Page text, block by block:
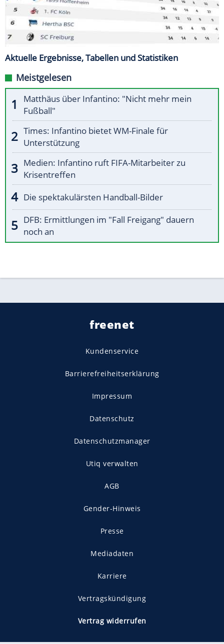
Aktuelle Ergebnisse, Tabellen und Statistiken
Meistgelesen
Matthäus über Infantino: "Nicht mehr mein
Fußball"
Times: Infantino bietet WM-Finale für
Unterstützung
Medien: Infantino ruft FIFA-Mitarbeiter zu
Krisentreffen
Die spektakulärsten Handball-Bilder
DFB: Ermittlungen im "Fall Freigang" dauern
noch an
freenet
Kundenservice
Barrierefreiheitserklärung
Impressum
Datenschutz
Datenschutzmanager
Utiq verwalten
AGB
Gender-Hinweis
Presse
Mediadaten
Karriere
Vertragskündigung
Vertrag widerrufen